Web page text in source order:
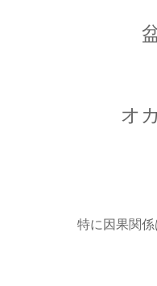
オ
特に因果関